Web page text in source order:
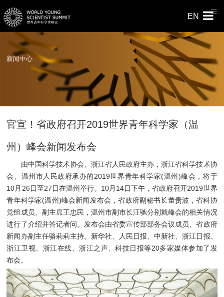
EN
新闻中心
官宣！省政府召开2019世界青年科学家（温
州）峰会新闻发布会
由中国科学技术协会、浙江省人民政府主办，浙江省科学技术协
会、温州市人民政府承办的2019世界青年科学家(温州)峰会，将于
10月26日至27日在温州举行。10月14日下午，省政府召开2019世界
青年科学家(温州)峰会新闻发布会，省政府副秘书长董贵波，省科协
党组成员、副主席王忠民，温州市副市长汪驰分别就峰会的相关情况
进行了介绍并答记者问。发布会由省委宣传部部务会议成员、省政府
新闻办副主任骆莉莉主持。新华社、人民日报、中新社、浙江日报、
浙江卫视、浙江在线、浙江之声、科技日报等20多家媒体参加了发
布会。